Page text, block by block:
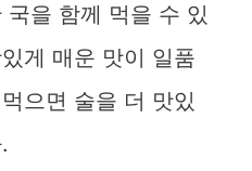
을 함께 먹을 수 있
게 매운 맛이 일품
으면 술을 더 맛있